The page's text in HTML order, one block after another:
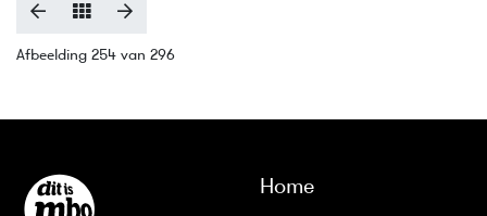
Afbeelding 254 van 296
Home